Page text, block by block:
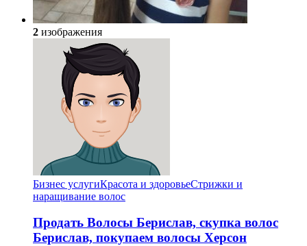
2 изображения
Бизнес услугиКрасота и здоровьеСтрижки и
наращивание волос
Продать Волосы Берислав, скупка волос
Берислав, покупаем волосы Херсон